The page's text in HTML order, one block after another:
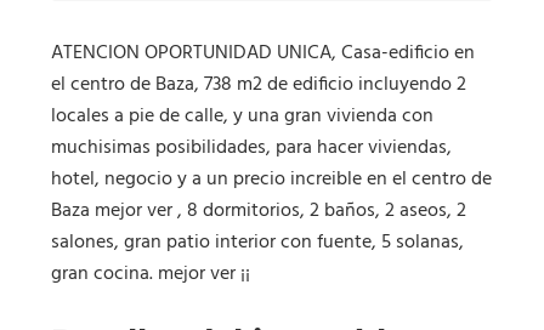
ATENCION OPORTUNIDAD UNICA, Casa-edificio en
el centro de Baza, 738 m2 de edificio incluyendo 2
locales a pie de calle, y una gran vivienda con
muchisimas posibilidades, para hacer viviendas,
hotel, negocio y a un precio increible en el centro de
Baza mejor ver , 8 dormitorios, 2 baños, 2 aseos, 2
salones, gran patio interior con fuente, 5 solanas,
gran cocina. mejor ver ¡¡